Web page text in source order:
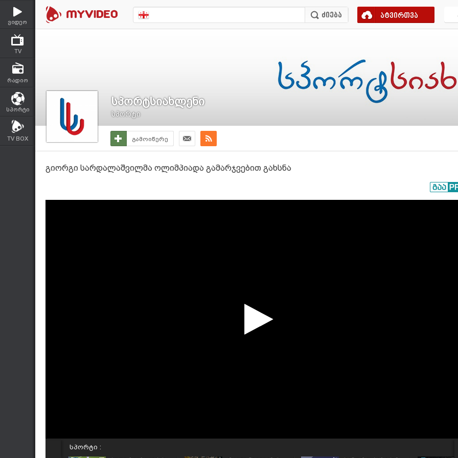
ვიდეო
TV
რადიო
სპორტი
TV BOX
ატვირთვა
სპორტსიახლენი
სპორტი
გამოიწერე
გიორგი სარდალაშვილმა ოლიმპიადა გამარჯვებით გახსნა
სპორტი :